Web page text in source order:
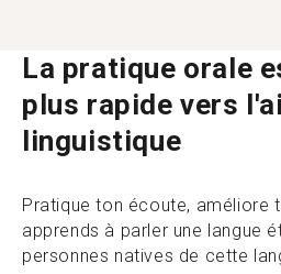
La pratique orale
plus rapide vers
linguistique
Pratique ton écoute, améliore
apprends à parler une langue
personnes natives de cette